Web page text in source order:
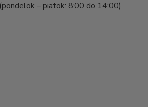
(pondelok – piatok: 8:00 do 14:00)